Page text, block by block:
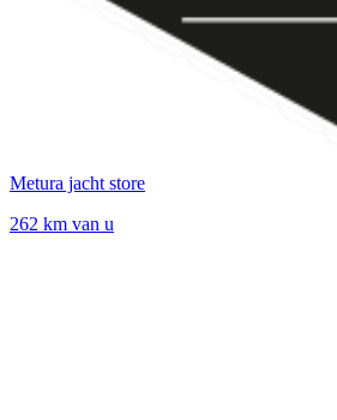
Metura jacht store
262 km van u